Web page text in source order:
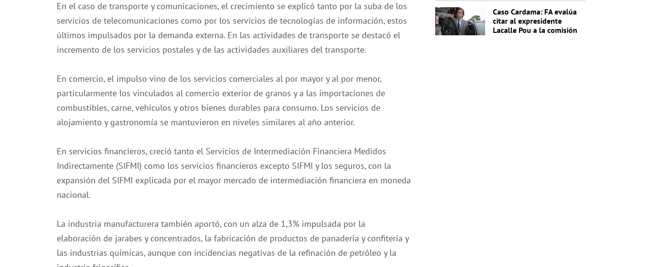
En el caso de transporte y comunicaciones, el crecimiento se explicó tanto por la suba de los
servicios de telecomunicaciones como por los servicios de tecnologías de información, estos
últimos impulsados por la demanda externa. En las actividades de transporte se destacó el
incremento de los servicios postales y de las actividades auxiliares del transporte.
En comercio, el impulso vino de los servicios comerciales al por mayor y al por menor,
particularmente los vinculados al comercio exterior de granos y a las importaciones de
combustibles, carne, vehículos y otros bienes durables para consumo. Los servicios de
alojamiento y gastronomía se mantuvieron en niveles similares al año anterior.
En servicios financieros, creció tanto el Servicios de Intermediación Financiera Medidos
Indirectamente (SIFMI) como los servicios financieros excepto SIFMI y los seguros, con la
expansión del SIFMI explicada por el mayor mercado de intermediación financiera en moneda
nacional.
La industria manufacturera también aportó, con un alza de 1,3% impulsada por la
elaboración de jarabes y concentrados, la fabricación de productos de panadería y confitería y
las industrias químicas, aunque con incidencias negativas de la refinación de petróleo y la
Caso Cardama: FA evalúa
citar al expresidente
Lacalle Pou a la comisión